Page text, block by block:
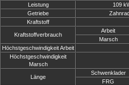
Leistung
109
Getriebe
Kraftstoff
Kraftstoffverbrauch
Arbeit
Marsch
Höchstgeschwindigkeit Arbeit
Höchstgeschwindigkeit
Marsch
Länge
Schwenklader
FRG